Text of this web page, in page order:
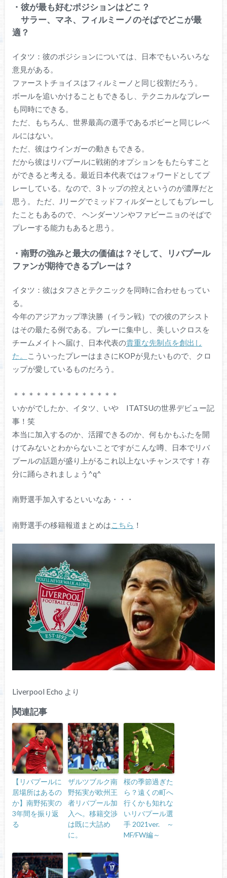
・彼が最も好むポジションはどこ？
サラー、マネ、フィルミーノのそばでどこが最
適？
イタツ：彼のポジションについては、日本でもいろいろな
意見がある。
ファーストチョイスはフィルミーノと同じ役割だろう。
ボールを追いかけることもできるし、テクニカルなプレー
も同時にできる。
ただ、もちろん、世界最高の選手であるボビーと同じレベ
ルにはない。
ただ、彼はウインガーの動きもできる。
だから彼はリバプールに戦術的オプションをもたらすこと
ができると考える。最近日本代表ではフォワードとしてプ
レーしている。なので、3トップの控えというのが濃厚だと
思う。 ただ、Jリーグでミッドフィルダーとしてもプレーし
たこともあるので、 ヘンダーソンやファビーニョのそばで
プレーする能力もあると思う。
・南野の強みと最大の価値は？そして、リバプール
ファンが期待できるプレーは？
イタツ：彼はタフさとテクニックを同時に合わせもってい
る。
今年のアジアカップ準決勝（イラン戦）での彼のアシスト
はその最たる例である。プレーに集中し、美しいクロスを
チームメイトへ届け、日本代表の貴重な先制点を創出し
た。
こういったプレーはまさにKOPが見たいもので、クロ
ップが愛しているものだろう。
＊＊＊＊＊＊＊＊＊＊＊＊＊＊
いかがでしたか、イタツ、いや ITATSUの世界デビュー記
事！笑
本当に加入するのか、活躍できるのか、何もかもふたを開
けてみないとわからないことですがこんな噂、日本でリバ
プールの話題が盛り上がるこれ以上ないチャンスです！存
分に踊らされましょう^q^
南野選手加入するといいなあ・・・
南野選手の移籍報道まとめはこちら ！
Liverpool Echo より
関連記事
【リバプールに
居場所はあるの
か】南野拓実の
3年間を振り返
る
ザルツブルク南
野拓実が欧州王
者リバプール加
入へ。移籍交渉
は既に大詰め
に。
桜の季節過ぎた
ら？遠くの町へ
行くかも知れな
いリバプール選
手 2021ver. ～
MF/FW編～